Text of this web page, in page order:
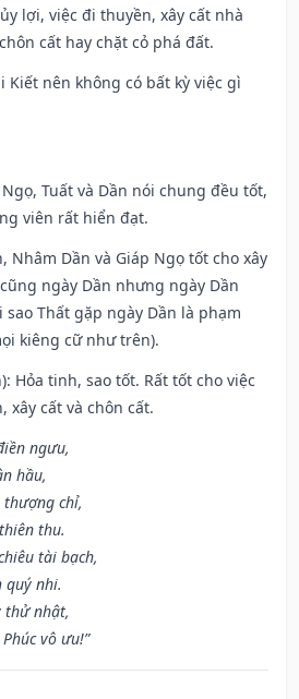
lợi, việc đi thuyền, xây cất nhà
cất hay chặt cỏ phá đất.
Kiết nên không có bất kỳ việc gì
Tuất và Dần nói chung đều tốt,
viên rất hiển đạt.
Nhâm Dần và Giáp Ngọ tốt cho xây
ngày Dần nhưng ngày Dần
Thất gặp ngày Dần là phạm
kiêng cữ như trên).
Hỏa tinh, sao tốt. Rất tốt cho việc
xây cất và chôn cất.
ngưu,
hầu,
chỉ,
thu.
tài bạch,
quý nhi.
thử nhật,
vô ưu!”